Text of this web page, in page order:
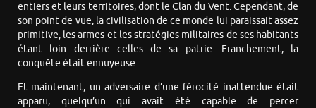
entiers et leurs territoires, dont le Clan du Vent. Cependant, de
son point de vue, la civilisation de ce monde lui paraissait assez
primitive, les armes et les stratégies militaires de ses habitants
étant loin derrière celles de sa patrie. Franchement, la
conquête était ennuyeuse.
Et maintenant, un adversaire d’une férocité inattendue était
apparu, quelqu’un qui avait été capable de percer